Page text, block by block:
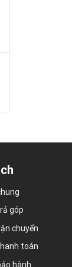
góp
chuyển
toán
hành